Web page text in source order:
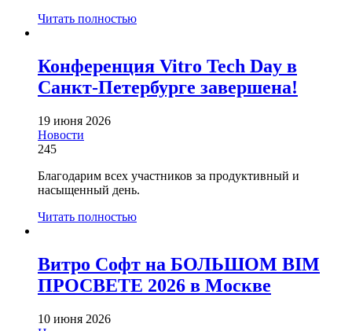
Читать полностью
Конференция Vitro Tech Day в
Санкт-Петербурге завершена!
19 июня 2026
Новости
245
Благодарим всех участников за продуктивный и
насыщенный день.
Читать полностью
Витро Софт на БОЛЬШОМ BIM
ПРОСВЕТЕ 2026 в Москве
10 июня 2026